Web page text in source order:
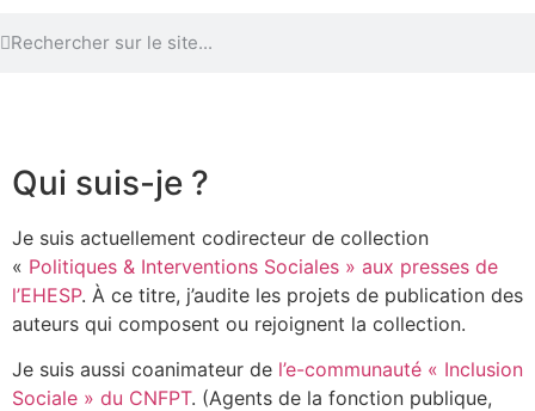
Qui suis-je ?
Je suis actuellement codirecteur de collection
« Politiques & Interventions Sociales » aux presses de
l’EHESP. À ce titre, j’audite les projets de publication des
auteurs qui composent ou rejoignent la collection.
Je suis aussi coanimateur de l’e-communauté « Inclusion
Sociale » du CNFPT. (Agents de la fonction publique,